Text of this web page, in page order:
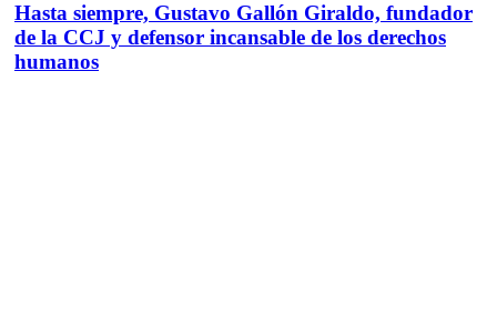
Hasta siempre, Gustavo Gallón Giraldo, fundador
de la CCJ y defensor incansable de los derechos
humanos